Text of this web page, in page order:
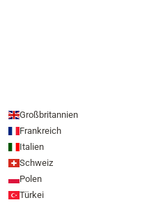
Großbritannien
Frankreich
Italien
Schweiz
Polen
Türkei